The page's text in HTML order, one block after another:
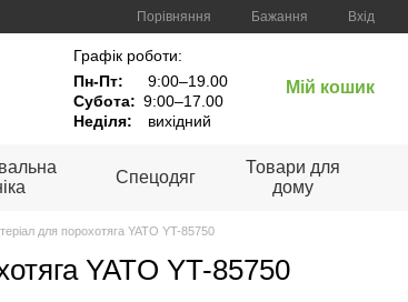
Порівняння Бажання Вхід
Графік роботи:
Пн-Пт:
9:00–19.00
Субота: 9:00–17.00
Неділя:
вихідний
Мій кошик
Спецодяг
Товари для
дому
для порохотяга YATO YT-85750
YATO YT-85750